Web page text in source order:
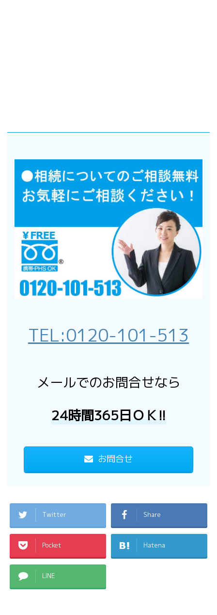
TEL:0120-101-513
メールでのお問合せなら
24時間365日ＯＫ!!
お問合せ
Twitter Share
Pocket Hatena
LINE